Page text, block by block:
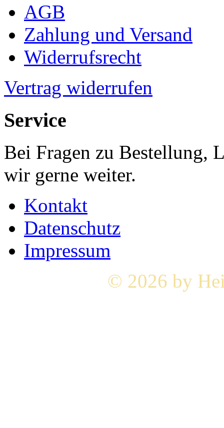
AGB
Zahlung und Versand
Widerrufsrecht
Vertrag widerrufen
Service
Bei Fragen zu Bestellung,
wir gerne weiter.
Kontakt
Datenschutz
Impressum
© 2026 by